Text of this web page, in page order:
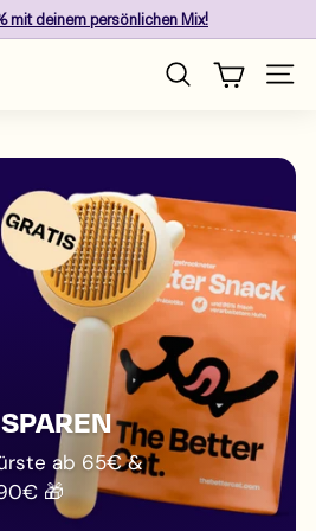
Pause
mit deinem persönlichen Mix!
Suche
ab 65€ &
🎁